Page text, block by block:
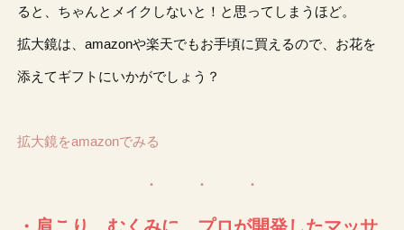
ると、ちゃんとメイクしないと！と思ってしまうほど。
拡大鏡は、amazonや楽天でもお手頃に買えるので、お花を
添えてギフトにいかがでしょう？
拡大鏡をamazonでみる